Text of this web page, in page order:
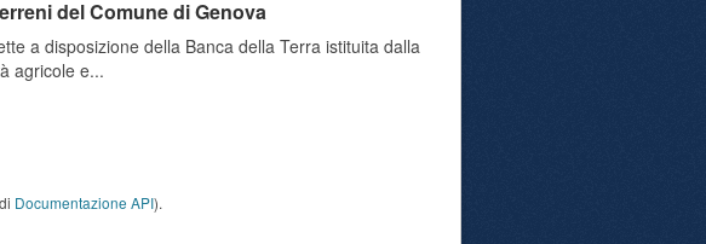
del Comune di Genova
a disposizione della Banca della Terra istituita dalla
agricole e...
Documentazione API).